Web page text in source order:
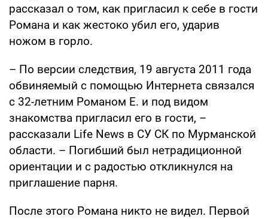
рассказал о том, как пригласил к себе в гости
Романа и как жестоко убил его, ударив
ножом в горло.
– По версии следствия, 19 августа 2011 года
обвиняемый с помощью Интернета связался
с 32-летним Романом Е. и под видом
знакомства пригласил его в гости, –
рассказали Life News в СУ СК по Мурманской
области. – Погибший был нетрадиционной
ориентации и с радостью откликнулся на
приглашение парня.
После этого Романа никто не видел. Первой